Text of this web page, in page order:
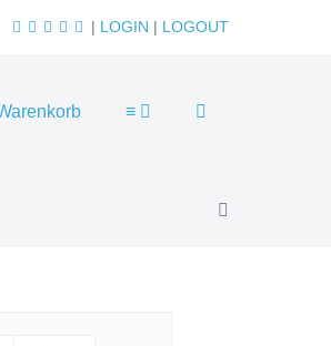
| LOGIN | LOGOUT
≡
Suche-